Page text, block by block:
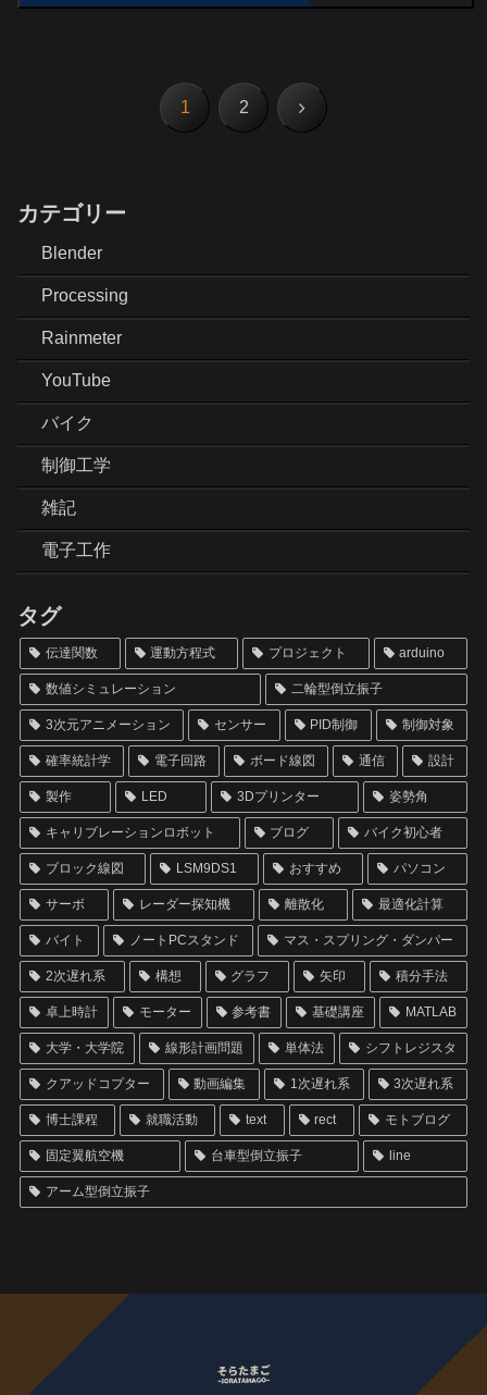
1 2 次
カテゴリー
Blender
Processing
Rainmeter
YouTube
バイク
制御工学
雑記
電子工作
タグ
伝達関数 運動方程式 プロジェクト arduino
数値シミュレーション 二輪型倒立振子
3次元アニメーション センサー PID制御 制御対象
確率統計学 電子回路 ボード線図 通信 設計
製作 LED 3Dプリンター 姿勢角
キャリブレーションロボット ブログ バイク初心者
ブロック線図 LSM9DS1 おすすめ パソコン
サーボ レーダー探知機 離散化 最適化計算
バイト ノートPCスタンド マス・スプリング・ダンパー
2次遅れ系 構想 グラフ 矢印 積分手法
卓上時計 モーター 参考書 基礎講座 MATLAB
大学・大学院 線形計画問題 単体法 シフトレジスタ
クアッドコプター 動画編集 1次遅れ系 3次遅れ系
博士課程 就職活動 text rect モトブログ
固定翼航空機 台車型倒立振子 line
アーム型倒立振子